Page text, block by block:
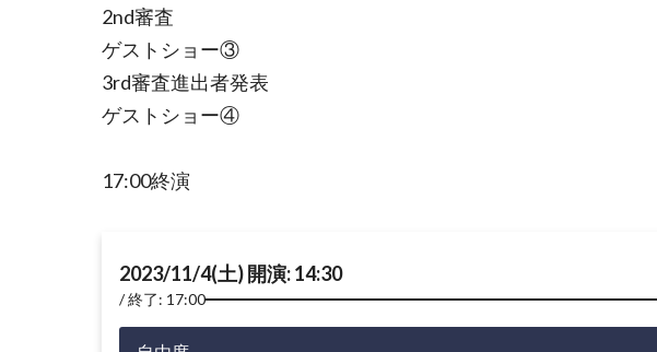
2nd審査
ゲストショー③
3rd審査進出者発表
ゲストショー④
17:00終演
2023/11/4(土) 開演: 14:30
終了: 17:00